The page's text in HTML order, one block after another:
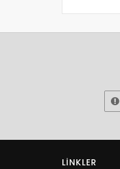
LINKLER